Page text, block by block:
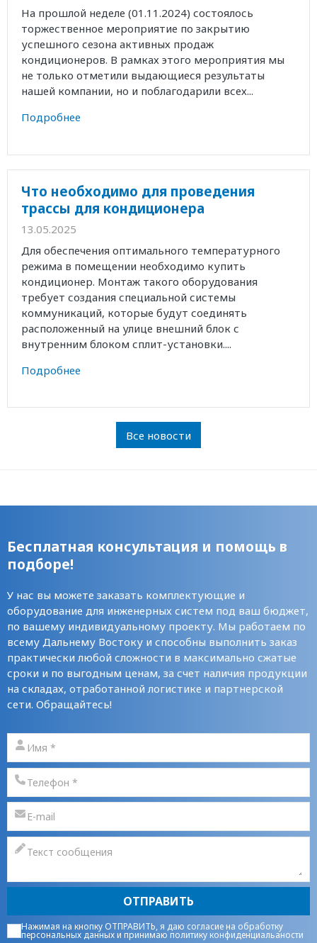
На прошлой неделе (01.11.2024) состоялось
торжественное мероприятие по закрытию
успешного сезона активных продаж
кондиционеров. В рамках этого мероприятия мы
не только отметили выдающиеся результаты
нашей компании, но и поблагодарили всех...
Подробнее
Что необходимо для проведения
трассы для кондиционера
13.05.2025
Для обеспечения оптимального температурного
режима в помещении необходимо купить
кондиционер. Монтаж такого оборудования
требует создания специальной системы
коммуникаций, которые будут соединять
расположенный на улице внешний блок с
внутренним блоком сплит-установки....
Подробнее
Все новости
Бесплатная консультация и помощь в
подборе!
У нас вы можете заказать комплектующие и
оборудование для инженерных систем под ваш бюджет,
по вашему индивидуальному проекту. Мы работаем по
всему Дальнему Востоку и способны выполнить заказ
практически любой сложности в максимально сжатые
сроки и по выгодным ценам, за счет наличия продукции
на складах, отработанной логистике и партнерской
сети. Обращайтесь!
ОТПРАВИТЬ
Нажимая на кнопку ОТПРАВИТЬ, я даю согласие на обработку
персональных данныхи принимаюполитику конфиденциальаности